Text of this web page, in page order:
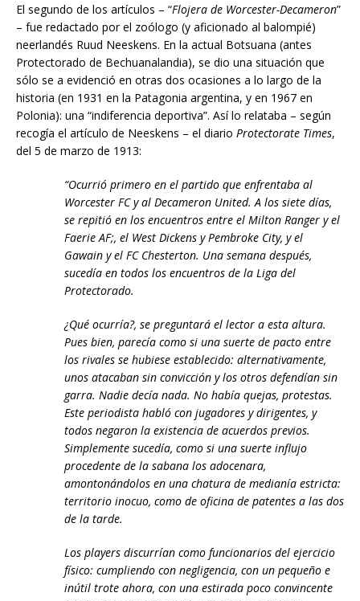
El segundo de los artículos – “Flojera de Worcester-Decameron”
– fue redactado por el zoólogo (y aficionado al balompié)
neerlandés Ruud Neeskens. En la actual Botsuana (antes
Protectorado de Bechuanalandia), se dio una situación que
sólo se a evidenció en otras dos ocasiones a lo largo de la
historia (en 1931 en la Patagonia argentina, y en 1967 en
Polonia): una “indiferencia deportiva”. Así lo relataba – según
recogía el artículo de Neeskens – el diario Protectorate Times,
del 5 de marzo de 1913:
“Ocurrió primero en el partido que enfrentaba al
Worcester FC y al Decameron United. A los siete días,
se repitió en los encuentros entre el Milton Ranger y el
Faerie AF;, el West Dickens y Pembroke City, y el
Gawain y el FC Chesterton. Una semana después,
sucedía en todos los encuentros de la Liga del
Protectorado.
¿Qué ocurría?, se preguntará el lector a esta altura.
Pues bien, parecía como si una suerte de pacto entre
los rivales se hubiese establecido: alternativamente,
unos atacaban sin convicción y los otros defendían sin
garra. Nadie decía nada. No había quejas, protestas.
Este periodista habló con jugadores y dirigentes, y
todos negaron la existencia de acuerdos previos.
Simplemente sucedía, como si una suerte influjo
procedente de la sabana los adocenara,
amontonándolos en una chatura de medianía estricta:
territorio inocuo, como de oficina de patentes a las dos
de la tarde.
Los players discurrían como funcionarios del ejercicio
físico: cumpliendo con negligencia, con un pequeño e
inútil trote ahora, con una estirada poco convincente